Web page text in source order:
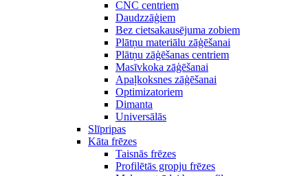
CNC centriem
Daudzzāģiem
Bez cietsakausējuma zobiem
Plātņu materiālu zāģēšanai
Plātņu zāģēšanas centriem
Masīvkoka zāģēšanai
Apaļkoksnes zāģēšanai
Optimizatoriem
Dimanta
Universālās
Slīpripas
Kāta frēzes
Taisnās frēzes
Profilētās gropju frēzes